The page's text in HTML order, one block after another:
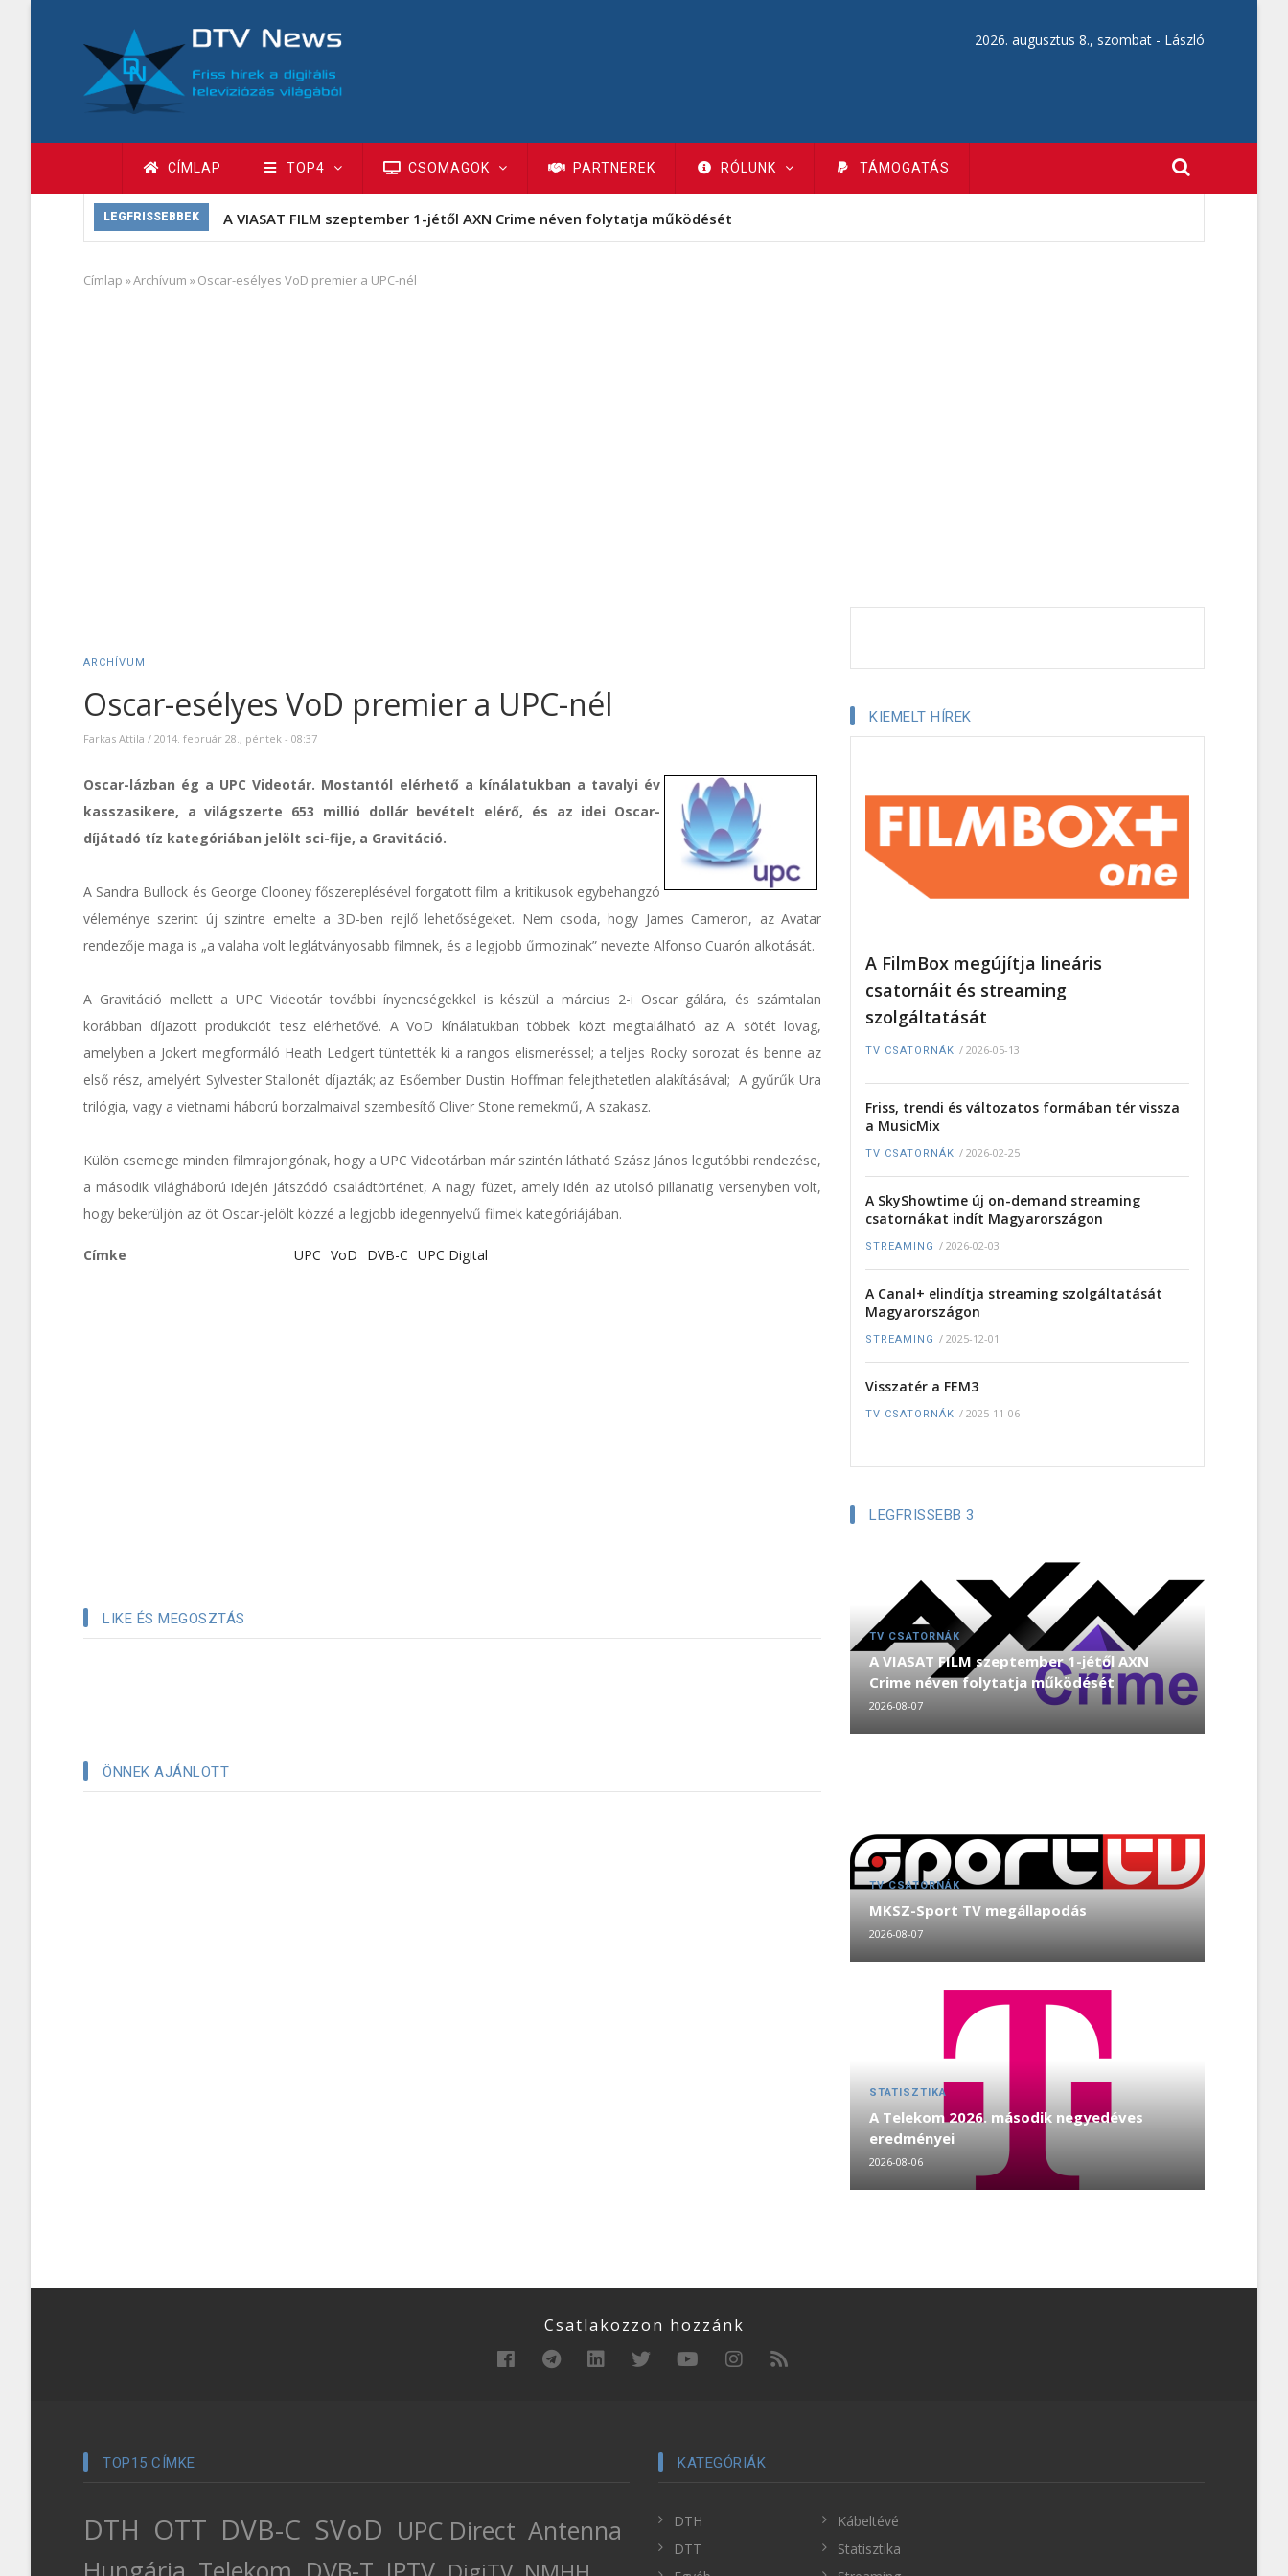
tartalomra
2026. augusztus 8., szombat - László
Fő
navigáció
CÍMLAP TOP4 CSOMAGOK PARTNEREK RÓLUNK TÁMOGATÁS
LEGFRISSEBBEK A VIASAT FILM szeptember 1-jétől AXN Crime néven folytatja működését
Morzsa
Címlap »Archívum »Oscar-esélyes VoD premier a UPC-nél
ARCHÍVUM
Oscar-esélyes VoD premier a UPC-nél
Farkas Attila / 2014. február 28., péntek - 08:37
Oscar-lázban ég a UPC Videotár. Mostantól elérhető a kínálatukban a tavalyi év
kasszasikere, a világszerte 653 millió dollár bevételt elérő, és az idei Oscar-
díjátadó tíz kategóriában jelölt sci-fije, a Gravitáció.
A Sandra Bullock és George Clooney főszereplésével forgatott film a kritikusok egybehangzó
véleménye szerint új szintre emelte a 3D-ben rejlő lehetőségeket. Nem csoda, hogy James Cameron, az Avatar
rendezője maga is „a valaha volt leglátványosabb filmnek, és a legjobb űrmozinak” nevezte Alfonso Cuarón alkotását.
A Gravitáció mellett a UPC Videotár további ínyencségekkel is készül a március 2-i Oscar gálára, és számtalan
korábban díjazott produkciót tesz elérhetővé. A VoD kínálatukban többek közt megtalálható az A sötét lovag,
amelyben a Jokert megformáló Heath Ledgert tüntették ki a rangos elismeréssel; a teljes Rocky sorozat és benne az
első rész, amelyért Sylvester Stallonét díjazták; az Esőember Dustin Hoffman felejthetetlen alakításával; A gyűrűk Ura
trilógia, vagy a vietnami háború borzalmaival szembesítő Oliver Stone remekmű, A szakasz.
Külön csemege minden filmrajongónak, hogy a UPC Videotárban már szintén látható Szász János legutóbbi rendezése,
a második világháború idején játszódó családtörténet, A nagy füzet, amely idén az utolsó pillanatig versenyben volt,
hogy bekerüljön az öt Oscar-jelölt közzé a legjobb idegennyelvű filmek kategóriájában.
Címke UPC VoD DVB-C UPC Digital
LIKE ÉS MEGOSZTÁS
ÖNNEK AJÁNLOTT
KIEMELT HÍREK
A FilmBox megújítja lineáris
csatornáit és streaming
szolgáltatását
TV CSATORNÁK / 2026-05-13
Friss, trendi és változatos formában tér vissza
a MusicMix
TV CSATORNÁK / 2026-02-25
A SkyShowtime új on-demand streaming
csatornákat indít Magyarországon
STREAMING / 2026-02-03
A Canal+ elindítja streaming szolgáltatását
Magyarországon
STREAMING / 2025-12-01
Visszatér a FEM3
TV CSATORNÁK / 2025-11-06
LEGFRISSEBB 3
TV CSATORNÁK
A VIASAT FILM szeptember 1-jétől AXN
Crime néven folytatja működését
2026-08-07
TV CSATORNÁK
MKSZ-Sport TV megállapodás
2026-08-07
STATISZTIKA
A Telekom 2026. második negyedéves
eredményei
2026-08-06
Csatlakozzon hozzánk
TOP15 CÍMKE
DTH OTT DVB-C SVoD UPC Direct Antenna
KATEGÓRIÁK
DTH
DTT
Kábeltévé
Statisztika